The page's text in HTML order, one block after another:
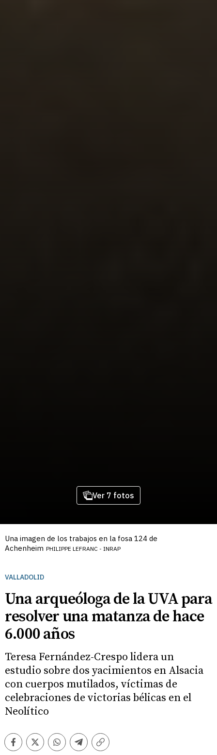
Ver 7 fotos
Una imagen de los trabajos en la fosa 124 de
Achenheim PHILIPPE LEFRANC - INRAP
VALLADOLID
Una arqueóloga de la UVA para
resolver una matanza de hace
6.000 años
Teresa Fernández-Crespo lidera un
estudio sobre dos yacimientos en Alsacia
con cuerpos mutilados, víctimas de
celebraciones de victorias bélicas en el
Neolítico
FacebookTwitterWhatsappTelegramCopiar